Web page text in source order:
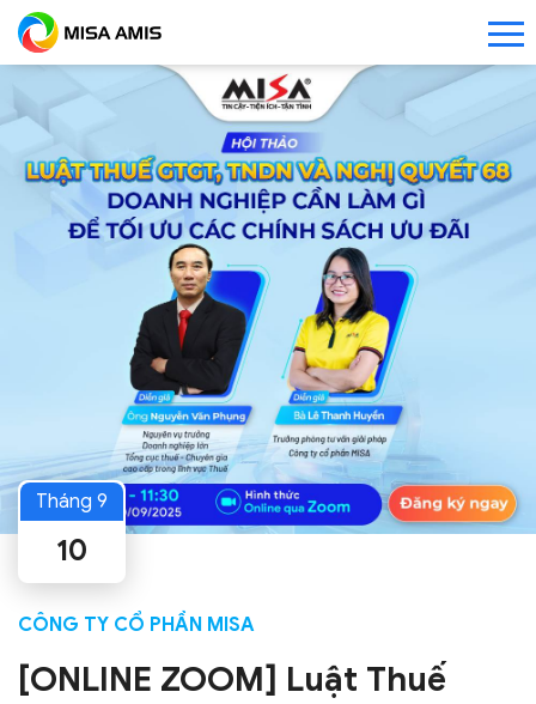
Tháng 9
10
CÔNG TY CỔ PHẦN MISA
[ONLINE ZOOM] Luật Thuế